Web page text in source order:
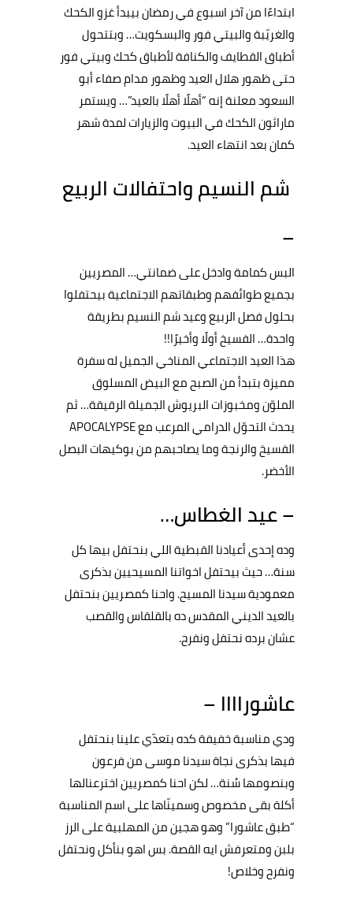
ابتداءًا من آخر اسبوع في رمضان بيبدأ غزو الكحك
والغريّبة والبيتي فور والبسكويت… وبتتحول
أطباق القطايف والكنافة لأطباق كحك وبيتي فور
حتى ظهور هلال العيد وظهور مدام صفاء أبو
السعود معلنة إنه “أهلًا أهلًا بالعيد”… ويستمر
ماراثون الكحك في البيوت والزيارات لمدة شهر
كمان بعد انتهاء العيد.
شم النسيم واحتفالات الربيع
–
البس كمامة وادخل على ضمانتي… المصريين
بجميع طوائفهم وطبقاتهم الاجتماعية بيحتفلوا
بحلول فصل الربيع وعيد شم النسيم بطريقة
واحدة… الفسيخ أولًا وأخيرًا!!
هذا العيد الاجتماعي المناخي الجميل له سفرة
مميزة بتبدأ من الصبح مع البيض المسلوق
الملوّن ومخبوزات البريوش الجميلة الرقيقة… ثم
يحدث التحوّل الدرامي المرعب مع APOCALYPSE
الفسيخ والرنجة وما يصاحبهم من بوكيهات البصل
الأخضر.
– عيد الغطاس…
وده إحدى أعيادنا القبطية اللي بنحتفل بيها كل
سنة… حيث بيحتفل اخواتنا المسيحيين بذكرى
معمودية سيدنا المسيح. واحنا كمصريين بنحتفل
بالعيد الديني المقدس ده بالقلقاس والقصب
عشان برده نحتفل ونفرح.
عاشوراااا –
ودي مناسبة خفيفة كده بتعدّي علينا بنحتفل
فيها بذكرى نجاة سيدنا موسى من فرعون
وبنصومها سُنة… لكن احنا كمصريين اخترعنالها
أكلة بقى مخصوص وسمينّاها على اسم المناسبة
“طبق عاشورا” وهو هجين من المهلبية على الرز
بلبن ومتعرفش ايه القصة. بس اهو بنأكل ونحتفل
ونفرح وخلاص!